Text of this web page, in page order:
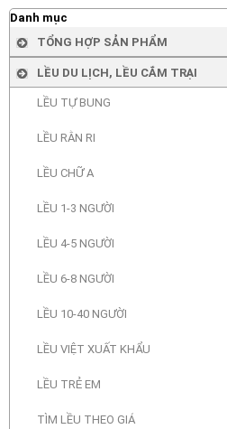
Danh mục
TỔNG HỢP SẢN PHẨM
LỀU DU LỊCH, LỀU CẮM TRẠI
LỀU TỰ BUNG
LỀU RẰN RI
LỀU CHỮ A
LỀU 1-3 NGƯỜI
LỀU 4-5 NGƯỜI
LỀU 6-8 NGƯỜI
LỀU 10-40 NGƯỜI
LỀU VIỆT XUẤT KHẨU
LỀU TRẺ EM
TÌM LỀU THEO GIÁ